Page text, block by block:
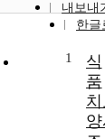
내보내
한글
1
식
품